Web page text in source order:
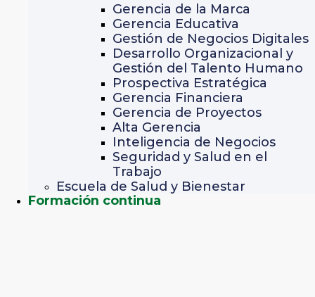
Gerencia de la Marca
Gerencia Educativa
Gestión de Negocios Digitales
Desarrollo Organizacional y
Gestión del Talento Humano
Prospectiva Estratégica
Gerencia Financiera
Gerencia de Proyectos
Alta Gerencia
Inteligencia de Negocios
Seguridad y Salud en el
Trabajo
Escuela de Salud y Bienestar
Formación continua